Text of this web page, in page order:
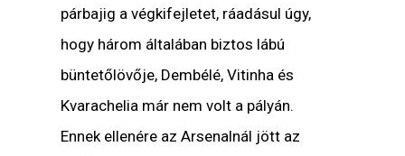
párbajig a végkifejletet, ráadásul úgy,
hogy három általában biztos lábú
büntetőlövője, Dembélé, Vitinha és
Kvarachelia már nem volt a pályán.
Ennek ellenére az Arsenalnál jött az